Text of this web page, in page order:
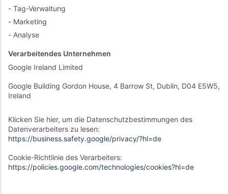
Tag-Verwaltung
Marketing
Analyse
Verarbeitendes Unternehmen
Google Ireland Limited
Google Building Gordon House, 4 Barrow St, Dublin, D04 E5W5,
Ireland
Klicken Sie hier, um die Datenschutzbestimmungen des
Datenverarbeiters zu lesen:
https://business.safety.google/privacy/?hl=de
Cookie-Richtlinie des Verarbeiters:
https://policies.google.com/technologies/cookies?hl=de